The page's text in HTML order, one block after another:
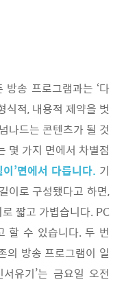
방송 프로그램과는 ‘다
식적, 내용적 제약을 벗
나드는 콘텐츠가 될 것
몇 가지 면에서 차별점
’면에서 다릅니다. 기
이로 구성됐다고 하면,
짧고 가볍습니다. PC
할 수 있습니다. 두 번
의 방송 프로그램이 일
유기’는 금요일 오전